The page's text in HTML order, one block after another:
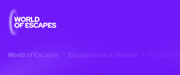
World of Escapes Escape room a Modena Escape